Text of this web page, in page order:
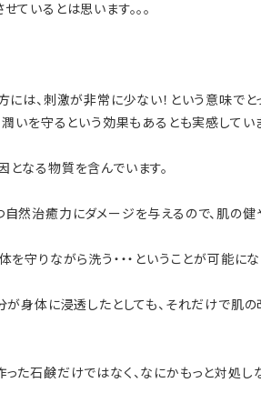
いるとは思います。。。
は、刺激が非常に少ない！という意味でと
いを守るという効果もあるとも実感してい
なる物質を含んでいます。
然治癒力にダメージを与えるので、肌の健
守りながら洗う・・・ということが可能にな
身体に浸透したとしても、それだけで肌
石鹸だけではなく、なにかもっと対処しな